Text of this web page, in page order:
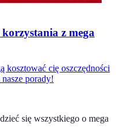
z mega
kosztować cię oszczędności
porady!
się wszystkiego o mega